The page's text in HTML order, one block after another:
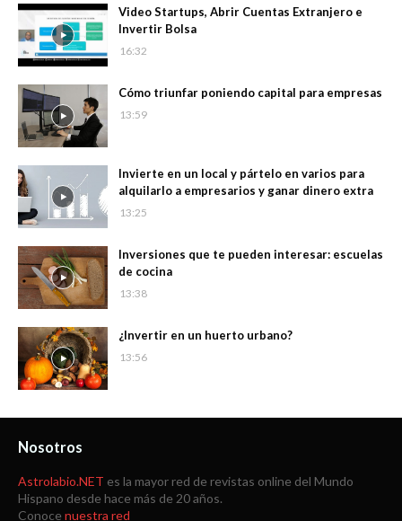
Video Startups, Abrir Cuentas Extranjero e
Invertir Bolsa
16:32
Cómo triunfar poniendo capital para empresas
13:59
Invierte en un local y pártelo en varios para
alquilarlo a empresarios y ganar dinero extra
13:25
Inversiones que te pueden interesar: escuelas
de cocina
13:38
¿Invertir en un huerto urbano?
13:56
Nosotros
Astrolabio.NET es la mayor red de revistas online del Mundo
Hispano desde hace más de 20 años.
Conoce nuestra red